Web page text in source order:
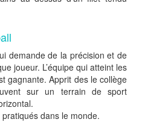
demande de la précision et de
joueur. L’équipe qui atteint les
gagnante. Apprit des le collège
sur un terrain de sport
dans le monde.